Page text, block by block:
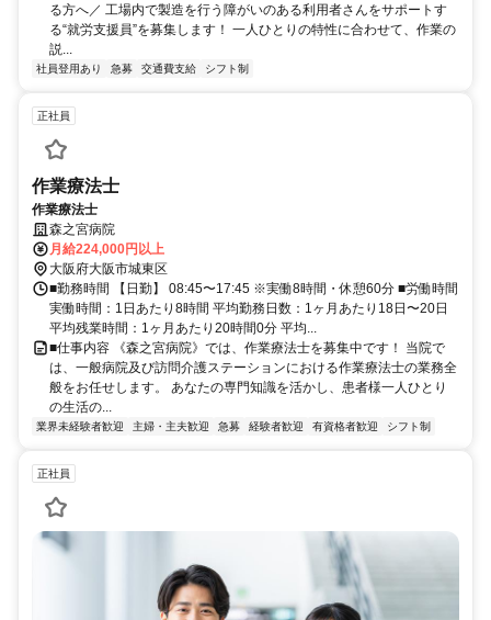
る方へ／ 工場内で製造を行う障がいのある利用者さんをサポートす
る“就労支援員”を募集します！ 一人ひとりの特性に合わせて、作業の
説...
社員登用あり 急募 交通費支給 シフト制
正社員
作業療法士
作業療法士
森之宮病院
月給224,000円以上
大阪府大阪市城東区
■勤務時間 【日勤】 08:45〜17:45 ※実働8時間・休憩60分 ■労働時間
実働時間：1日あたり8時間 平均勤務日数：1ヶ月あたり18日〜20日
平均残業時間：1ヶ月あたり20時間0分 平均...
■仕事内容 《森之宮病院》では、作業療法士を募集中です！ 当院で
は、一般病院及び訪問介護ステーションにおける作業療法士の業務全
般をお任せします。 あなたの専門知識を活かし、患者様一人ひとり
の生活の...
業界未経験者歓迎 主婦・主夫歓迎 急募 経験者歓迎 有資格者歓迎 シフト制
正社員